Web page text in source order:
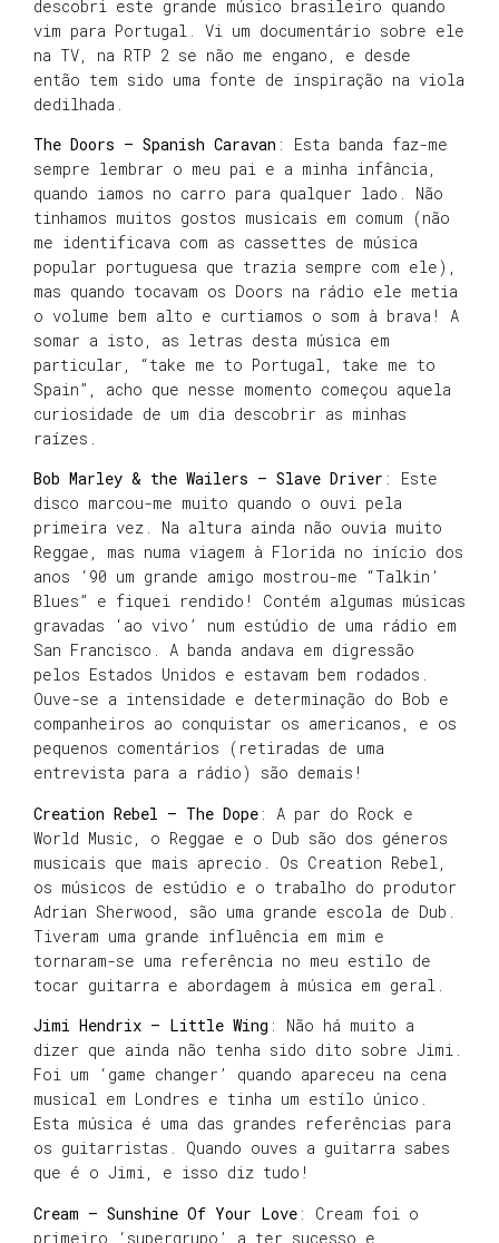
descobri este grande músico brasileiro quando
vim para Portugal. Vi um documentário sobre ele
na TV, na RTP 2 se não me engano, e desde
então tem sido uma fonte de inspiração na viola
dedilhada.
The Doors – Spanish Caravan : Esta banda faz-me
sempre lembrar o meu pai e a minha infância,
quando iamos no carro para qualquer lado. Não
tinhamos muitos gostos musicais em comum (não
me identificava com as cassettes de música
popular portuguesa que trazia sempre com ele),
mas quando tocavam os Doors na rádio ele metia
o volume bem alto e curtiamos o som à brava! A
somar a isto, as letras desta música em
particular, “take me to Portugal, take me to
Spain”, acho que nesse momento começou aquela
curiosidade de um dia descobrir as minhas
raízes.
Bob Marley & the Wailers – Slave Driver : Este
disco marcou-me muito quando o ouvi pela
primeira vez. Na altura ainda não ouvia muito
Reggae, mas numa viagem à Florida no início dos
anos ‘90 um grande amigo mostrou-me “Talkin’
Blues” e fiquei rendido! Contém algumas músicas
gravadas ‘ao vivo’ num estúdio de uma rádio em
San Francisco. A banda andava em digressão
pelos Estados Unidos e estavam bem rodados.
Ouve-se a intensidade e determinação do Bob e
companheiros ao conquistar os americanos, e os
pequenos comentários (retiradas de uma
entrevista para a rádio) são demais!
Creation Rebel – The Dope : A par do Rock e
World Music, o Reggae e o Dub são dos géneros
musicais que mais aprecio. Os Creation Rebel,
os músicos de estúdio e o trabalho do produtor
Adrian Sherwood, são uma grande escola de Dub.
Tiveram uma grande influência em mim e
tornaram-se uma referência no meu estilo de
tocar guitarra e abordagem à música em geral.
Jimi Hendrix – Little Wing : Não há muito a
dizer que ainda não tenha sido dito sobre Jimi.
Foi um ‘game changer’ quando apareceu na cena
musical em Londres e tinha um estílo único.
Esta música é uma das grandes referências para
os guitarristas. Quando ouves a guitarra sabes
que é o Jimi, e isso diz tudo!
Cream – Sunshine Of Your Love : Cream foi o
primeiro ‘supergrupo’ a ter sucesso e